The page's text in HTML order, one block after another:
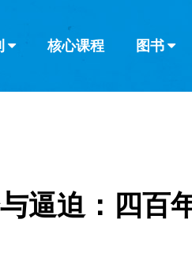
核心课程 图书
查看全部
查看全部
逼迫：四百